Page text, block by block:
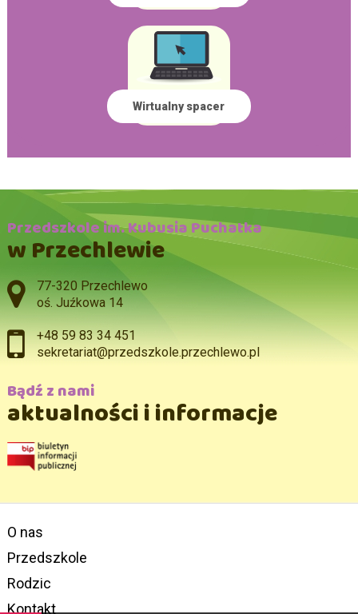
Wirtualny spacer
Przedszkole im. Kubusia Puchatka
w Przechlewie
Adres pocztowy:
77-320 Przechlewo
oś. Juźkowa 14
+48 59 83 34 451
sekretariat@przedszkole.przechlewo.pl
Bądź z nami
aktualności i informacje
O nas
Przedszkole
Rodzic
Kontakt